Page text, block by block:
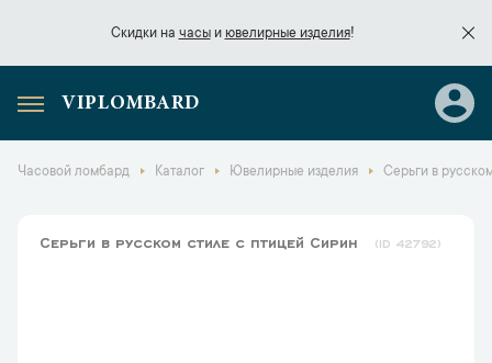
Скидки на часыи ювелирные изделия!
Скидки начасы
VIPLOMBARD
Часовой ломбард Каталог Ювелирные изделия Серьги в
Серьги в русском стиле с птицей Сирин 42792